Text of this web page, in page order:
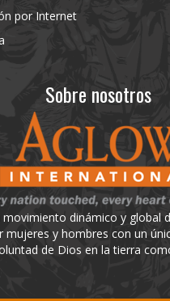
por Internet
Sobre nosotros
dinámico y global
mujeres y hombres con un
de Dios en la tierra